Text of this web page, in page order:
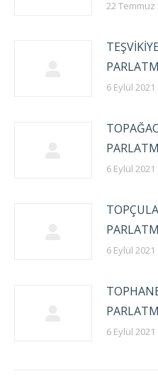
22 Temmuz
6 Eylül 2021
6 Eylül 2021
6 Eylül 2021
6 Eylül 2021